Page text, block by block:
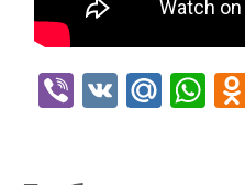
Viber
VK